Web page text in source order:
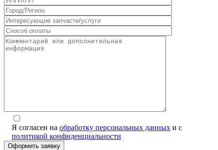
Я согласен на обработку персональных данных и с
политикой конфиденциальности